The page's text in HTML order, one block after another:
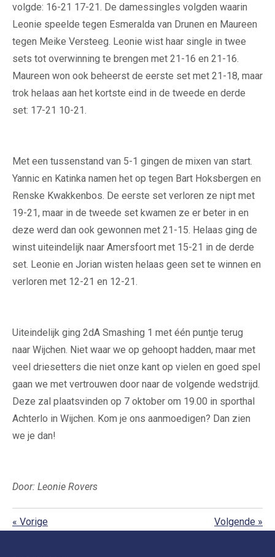
volgde: 16-21 17-21. De damessingles volgden waarin
Leonie speelde tegen Esmeralda van Drunen en Maureen
tegen Meike Versteeg. Leonie wist haar single in twee
sets tot overwinning te brengen met 21-16 en 21-16.
Maureen won ook beheerst de eerste set met 21-18, maar
trok helaas aan het kortste eind in de tweede en derde
set: 17-21 10-21.
Met een tussenstand van 5-1 gingen de mixen van start.
Yannic en Katinka namen het op tegen Bart Hoksbergen en
Renske Kwakkenbos. De eerste set verloren ze nipt met
19-21, maar in de tweede set kwamen ze er beter in en
deze werd dan ook gewonnen met 21-15. Helaas ging de
winst uiteindelijk naar Amersfoort met 15-21 in de derde
set. Leonie en Jorian wisten helaas geen set te winnen en
verloren met 12-21 en 12-21.
Uiteindelijk ging 2dA Smashing 1 met één puntje terug
naar Wijchen. Niet waar we op gehoopt hadden, maar met
veel driesetters die niet onze kant op vielen en goed spel
gaan we met vertrouwen door naar de volgende wedstrijd.
Deze zal plaatsvinden op 7 oktober om 19.00 in sporthal
Achterlo in Wijchen. Kom je ons aanmoedigen? Dan zien
we je dan!
Door: Leonie Rovers
« Vorige Volgende »